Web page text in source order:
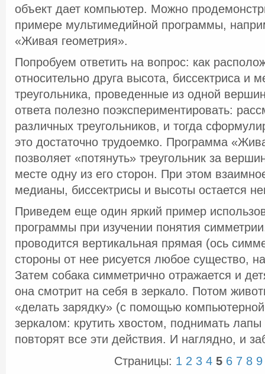
объект дает компьютер. Можно
примере мультимедийной программы,
«Живая геометрия».
Попробуем ответить на вопрос: как
относительно друга высота, биссектриса и
треугольника, проведенные из одной
ответа полезно поэкспериментировать:
различных треугольников, и тогда
это достаточно трудоемко. Программа
позволяет «потянуть» треугольник за
месте одну из его сторон. При этом
медианы, биссектрисы и высоты остается
Приведем еще один яркий пример
программы при изучении понятия
проводится вертикальная прямая (ось
стороны от нее рисуется любое существо,
Затем собака симметрично отражается и
она смотрит на себя в зеркало. Потом
«делать зарядку» (с помощью
зеркалом: крутить хвостом, поднимать
повторят все эти действия. И наглядно, и
Страницы: 1 2 3 4 5 6 7 8 9